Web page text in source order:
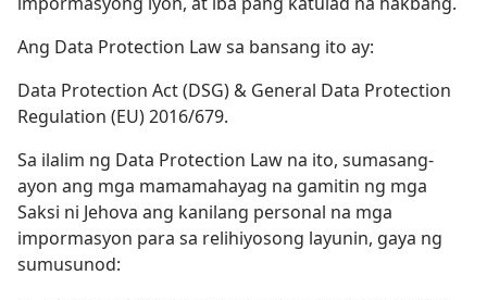
Ang Data Protection Law sa bansang ito ay:
Data Protection Act (DSG) & General Data Protection
Regulation (EU) 2016/679.
Sa ilalim ng Data Protection Law na ito, sumasang-
ayon ang mga mamamahayag na gamitin ng mga
Saksi ni Jehova ang kanilang personal na mga
impormasyon para sa relihiyosong layunin, gaya ng
sumusunod: